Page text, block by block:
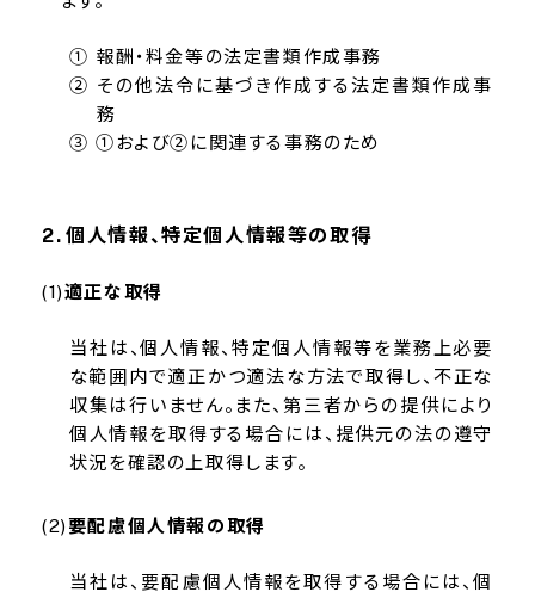
① 報酬・料金等の法定書類作成事務
② その他法令に基づき作成する法定書類作成事
務
③ ①および②に関連する事務のため
個人情報、特定個人情報等の取得
適正な取得
当社は、個人情報、特定個人情報等を業務上必要
な範囲内で適正かつ適法な方法で取得し、不正な
収集は行いません。また、第三者からの提供により
個人情報を取得する場合には、提供元の法の遵守
状況を確認の上取得します。
要配慮個人情報の取得
当社は、要配慮個人情報を取得する場合には、個